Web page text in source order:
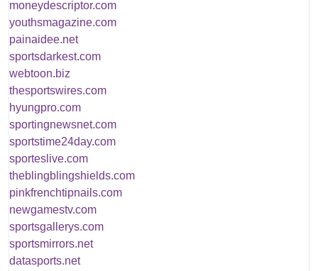
moneydescriptor.com
youthsmagazine.com
painaidee.net
sportsdarkest.com
webtoon.biz
thesportswires.com
hyungpro.com
sportingnewsnet.com
sportstime24day.com
sporteslive.com
theblingblingshields.com
pinkfrenchtipnails.com
newgamestv.com
sportsgallerys.com
sportsmirrors.net
datasports.net